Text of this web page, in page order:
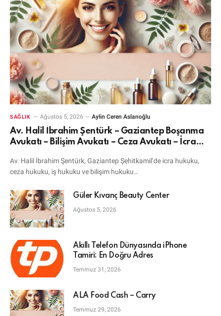
SAĞLIK Ağustos 5, 2026 Aylin Ceren Aslanoğlu
Av. Halil İbrahim Şentürk – Gaziantep Boşanma
Avukatı – Bilişim Avukatı – Ceza Avukatı – İcra
Av. Halil İbrahim Şentürk, Gaziantep Şehitkamil’de icra hukuku,
ceza hukuku, iş hukuku ve bilişim hukuku…
Güler Kıvanç Beauty Center
Ağustos 5, 2026
Akıllı Telefon Dünyasında iPhone
Tamiri: En Doğru Adres
Temmuz 31, 2026
ALA Food Cash – Carry
Temmuz 29, 2026